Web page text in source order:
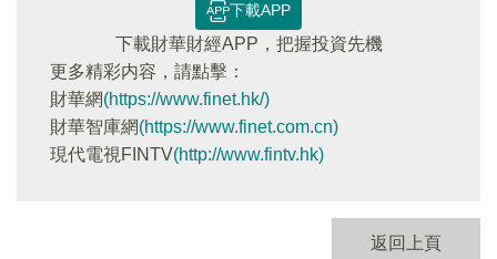
下載APP
下載財華財經APP，把握投資先機
更多精彩内容，請點擊：
財華網(https://www.finet.hk/)
財華智庫網(https://www.finet.com.cn)
現代電視FINTV(http://www.fintv.hk)
返回上頁